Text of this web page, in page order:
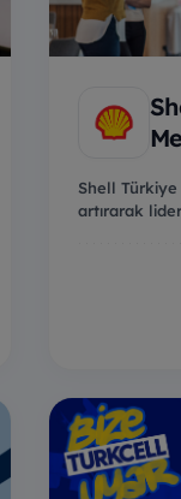
Shell
artırarak